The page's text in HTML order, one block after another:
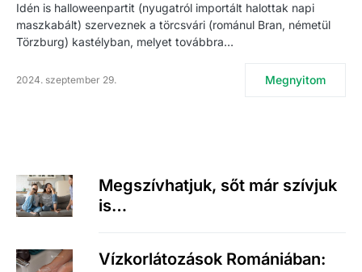
Idén is halloweenpartit (nyugatról importált halottak napi
maszkabált) szerveznek a törcsvári (románul Bran, németül
Törzburg) kastélyban, melyet továbbra…
2024. szeptember 29. Megnyitom
Megszívhatjuk, sőt már szívjuk
is…
Vízkorlátozások Romániában: